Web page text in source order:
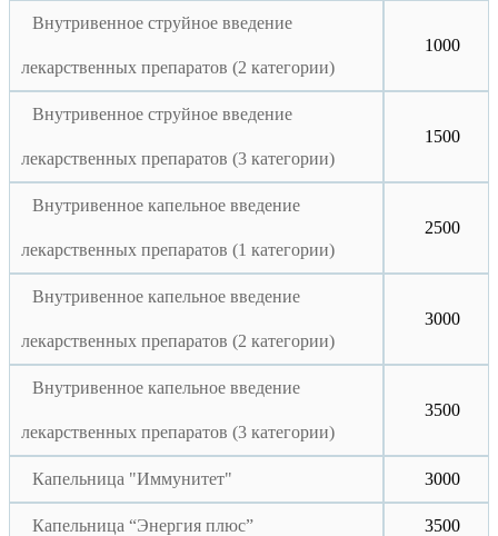
Внутривенное струйное введение
лекарственных препаратов (2 категории)
1000
Внутривенное струйное введение
лекарственных препаратов (3 категории)
1500
Внутривенное капельное введение
лекарственных препаратов (1 категории)
2500
Внутривенное капельное введение
лекарственных препаратов (2 категории)
3000
Внутривенное капельное введение
лекарственных препаратов (3 категории)
3500
Капельница "Иммунитет" 3000
Капельница “Энергия плюс” 3500